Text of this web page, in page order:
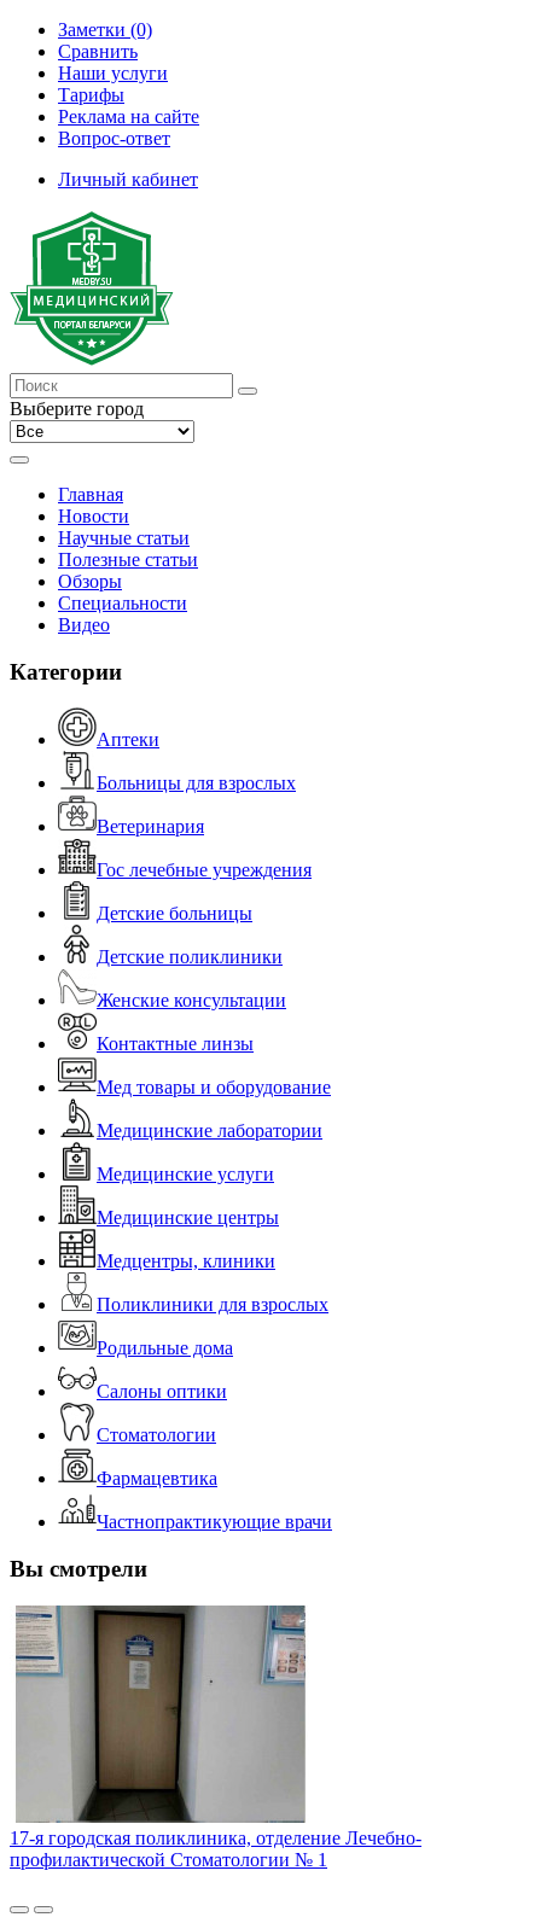
Заметки (0)
Сравнить
Наши услуги
Тарифы
Реклама на сайте
Вопрос-ответ
Личный кабинет
Выберите город
Главная
Новости
Научные статьи
Полезные статьи
Обзоры
Специальности
Видео
Категории
Аптеки
Больницы для взрослых
Ветеринария
Гос лечебные учреждения
Детские больницы
Детские поликлиники
Женские консультации
Контактные линзы
Мед товары и оборудование
Медицинские лаборатории
Медицинские услуги
Медицинские центры
Медцентры, клиники
Поликлиники для взрослых
Родильные дома
Салоны оптики
Стоматологии
Фармацевтика
Частнопрактикующие врачи
Вы смотрели
17-я городская поликлиника, отделение Лечебно-
профилактической Стоматологии № 1